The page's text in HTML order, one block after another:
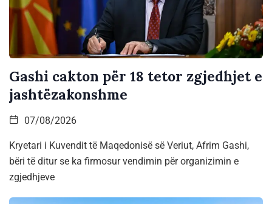
Gashi cakton për 18 tetor zgjedhjet e
jashtëzakonshme
07/08/2026
Kryetari i Kuvendit të Maqedonisë së Veriut, Afrim Gashi,
bëri të ditur se ka firmosur vendimin për organizimin e
zgjedhjeve